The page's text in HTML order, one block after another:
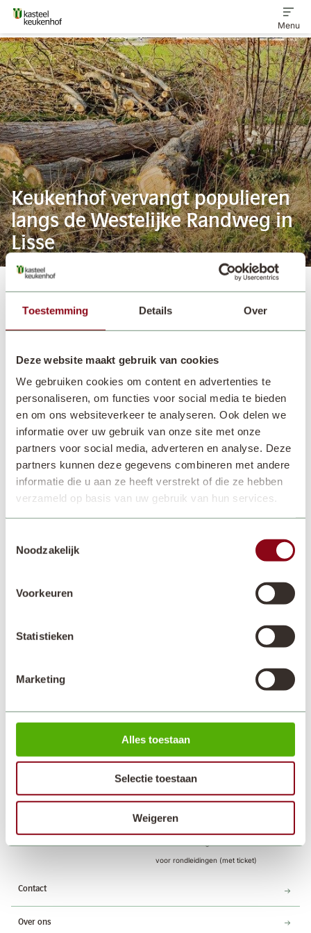
Toestemming Details Over
Deze website maakt gebruik van cookies
We gebruiken cookies om content en advertenties te
personaliseren, om functies voor social media te bieden
en om ons websiteverkeer te analyseren. Ook delen we
informatie over uw gebruik van onze site met onze
partners voor social media, adverteren en analyse. Deze
partners kunnen deze gegevens combineren met andere
informatie die u aan ze heeft verstrekt of die ze hebben
verzameld op basis van uw gebruik van hun services.
Noodzakelijk
Voorkeuren
Statistieken
Marketing
Alles toestaan
Selectie toestaan
Weigeren
Home
Ontdek het landgoed
Veelgestelde vragen
Contact
Menu
Keukenhof vervangt populieren
langs de Westelijke Randweg in
Lisse
Vandaag zijn diverse oude populieren op het parkeerterrein van
Keukenhof uit voorzorg gekapt. Deze populieren zijn op leeftijd en
kunnen gevaarlijke situaties opleveren voor het verkeer op de
Westelijke Randweg (N208). Komende maanden plant Keukenhof,
samen met Gemeente Lisse, tientallen bomen terug.
Henk de Mooij, manager parkbeheer: ‘Boomspecialisten hebben ons
geadviseerd om deze populieren te verwijderen. Oudere populieren
kunnen zonder duidelijke aanleiding zware takken verliezen of zelfs
omvallen. Dit kan op het fietspad en de weg gevaarlijke situaties
opleveren en dat willen we voorkomen.’
Van populieren is bekend dat ze een beperkte levensduur hebben.
Komende maanden plant Keukenhof tientallen betere bomen terug. Dit
vervangen van de bomen is een van de gezamenlijke projecten van
Gemeente Lisse en Keukenhof om de biodiversiteit te verbeteren. De
Keukenhof 1
Openingstijden
Landgoed dagelijks geopend van
8.00 - 19.30 uur,
voor rondleidingen (met ticket)
Contact
Over ons